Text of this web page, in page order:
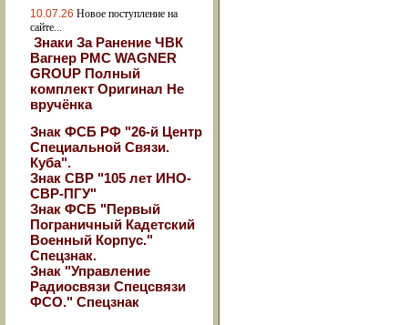
10.07.26 Новое поступление на
сайте...
Знаки За Ранение ЧВК
Вагнер РМС WAGNER
GROUP Полный
комплект Оригинал Не
вручёнка
Знак ФСБ РФ "26-й Центр
Специальной Связи.
Куба".
Знак СВР "105 лет ИНО-
СВР-ПГУ"
Знак ФСБ "Первый
Пограничный Кадетский
Военный Корпус."
Спецзнак.
Знак "Управление
Радиосвязи Спецсвязи
ФСО." Спецзнак